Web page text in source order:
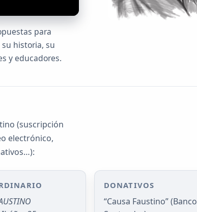
para
su historia, su
y educadores.
(suscripción
electrónico,
DONATIVOS
“Causa Faustino” (Banco